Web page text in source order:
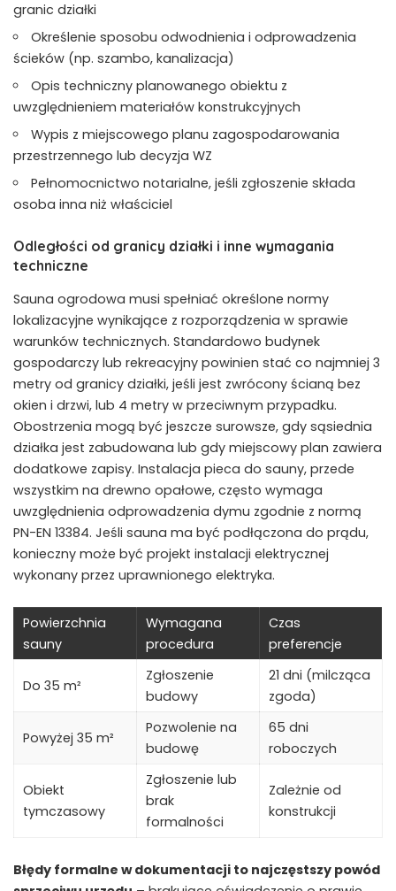
granic działki
Określenie sposobu odwodnienia i odprowadzenia
ścieków (np. szambo, kanalizacja)
Opis techniczny planowanego obiektu z
uwzględnieniem materiałów konstrukcyjnych
Wypis z miejscowego planu zagospodarowania
przestrzennego lub decyzja WZ
Pełnomocnictwo notarialne, jeśli zgłoszenie składa
osoba inna niż właściciel
Odległości od granicy działki i inne wymagania
techniczne
Sauna ogrodowa musi spełniać określone normy
lokalizacyjne wynikające z rozporządzenia w sprawie
warunków technicznych. Standardowo budynek
gospodarczy lub rekreacyjny powinien stać co najmniej 3
metry od granicy działki, jeśli jest zwrócony ścianą bez
okien i drzwi, lub 4 metry w przeciwnym przypadku.
Obostrzenia mogą być jeszcze surowsze, gdy sąsiednia
działka jest zabudowana lub gdy miejscowy plan zawiera
dodatkowe zapisy. Instalacja pieca do sauny, przede
wszystkim na drewno opałowe, często wymaga
uwzględnienia odprowadzenia dymu zgodnie z normą
PN-EN 13384. Jeśli sauna ma być podłączona do prądu,
konieczny może być projekt instalacji elektrycznej
wykonany przez uprawnionego elektryka.
Powierzchnia
sauny
Wymagana
procedura
Czas
preferencje
Do 35 m²
Zgłoszenie
budowy
21 dni (milcząca
zgoda)
Powyżej 35 m²
Pozwolenie na
budowę
65 dni
roboczych
Obiekt
tymczasowy
Zgłoszenie lub
brak
formalności
Zależnie od
konstrukcji
Błędy formalne w dokumentacji to najczęstszy powód